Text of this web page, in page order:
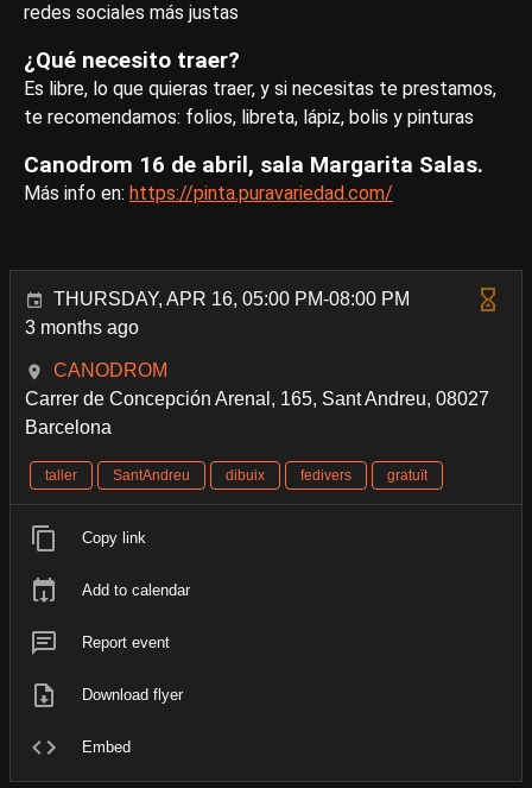
redes sociales más justas
¿Qué necesito traer?
Es libre, lo que quieras traer, y si necesitas te prestamos,
te recomendamos: folios, libreta, lápiz, bolis y pinturas
Canodrom 16 de abril, sala Margarita Salas.
Más info en: https://pinta.puravariedad.com/
THURSDAY, APR 16, 05:00 PM-08:00 PM
3 months ago
CANODROM
Carrer de Concepción Arenal, 165, Sant Andreu, 08027
Barcelona
taller SantAndreu dibuix fedivers gratuït
Copy link
Add to calendar
Report event
Download flyer
Embed